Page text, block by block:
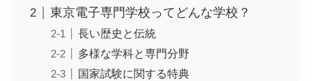
東京電子専門学校ってどんな学校？
長い歴史と伝統
多様な学科と専門分野
国家試験に関する特典